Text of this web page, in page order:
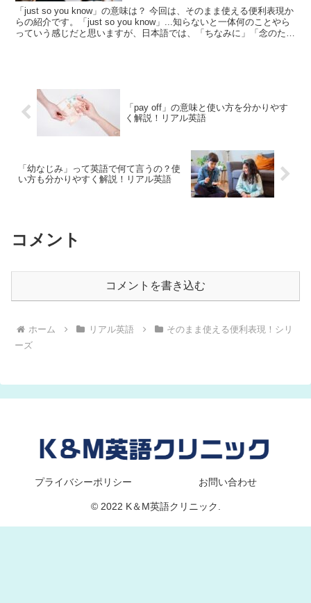
「just so you know」の意味は？ 今回は、そのまま使える便利表現か
らの紹介です。「just so you know」...知らないと一体何のことやら
っていう感じだと思いますが、日本語では、「ちなみに」「念のため
「pay off」の意味と使い方を分かりやす
く解説！リアル英語
「幼なじみ」って英語で何て言うの？使
い方も分かりやすく解説！リアル英語
コメント
コメントを書き込む
ホーム リアル英語
そのまま使える便利表現！シリ
ーズ
プライバシーポリシー お問い合わせ
© 2022 K＆M英語クリニック.